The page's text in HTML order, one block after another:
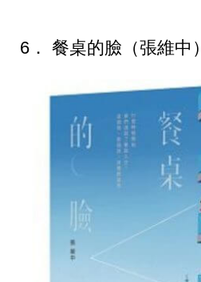
6． 餐桌的臉（張維中）